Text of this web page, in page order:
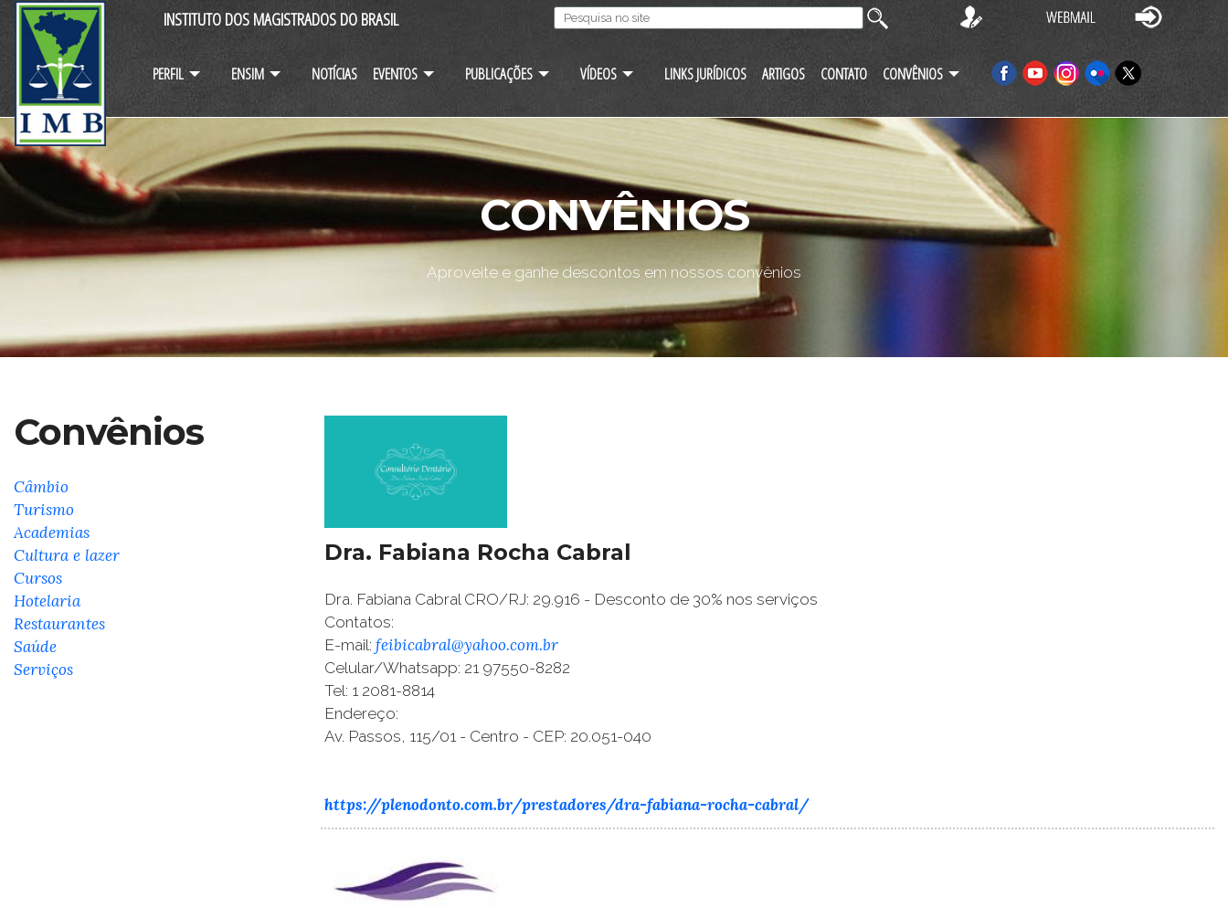
INSTITUTO DOS MAGISTRADOS DO BRASIL
PERFIL ENSIM NOTÍCIAS EVENTOS PUBLICAÇÕES VÍDEOS LINKS JURÍDICOS ARTIGOS CONTATO CONVÊNIOS
CONVÊNIOS
Aproveite e ganhe descontos em nossos convênios
Convênios
Câmbio
Turismo
Academias
Cultura e lazer
Cursos
Hotelaria
Restaurantes
Saúde
Serviços
Dra. Fabiana Rocha Cabral
Dra. Fabiana Cabral CRO/RJ: 29.916 - Desconto de 30% nos serviços
Contatos:
E-mail: feibicabral@yahoo.com.br
Celular/Whatsapp: 21 97550-8282
Tel: 1 2081-8814
Endereço:
Av. Passos, 115/01 - Centro - CEP: 20.051-040
https://plenodonto.com.br/prestadores/dra-fabiana-rocha-cabral/